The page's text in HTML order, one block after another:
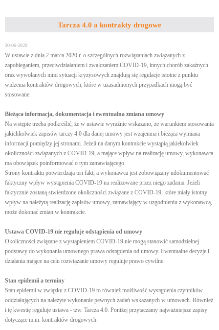
Tarcza 4.0 a kontrakty drogowe
30-06-2020
W ustawie z dnia 2 marca 2020 r. o szczególnych rozwiązaniach związanych z
zapobieganiem, przeciwdziałaniem i zwalczaniem COVID-19, innych chorób zakaźnych
oraz wywołanych nimi sytuacji kryzysowych znajdują się regulacje istotne z punktu
widzenia kontraktów drogowych, które w uzasadnionych przypadkach mogą być
stosowane.
Bieżąca informacja, dokumentacja i ewentualna zmiana umowy
Na wstępie trzeba podkreślić, że w ustawie wyraźnie wskazano, że warunkiem stosowania
jakichkolwiek zapisów tarczy 4.0 dla danej umowy jest wzajemna i bieżąca wymiana
informacji pomiędzy jej stronami. Jeżeli na danym kontrakcie wystąpią jakiekolwiek
okoliczności związanych z COVID-19, a mające wpływ na realizację umowy, wykonawca
ma obowiązek poinformować o tym zamawiającego.
Strony kontraktu potwierdzają ten fakt, a wykonawca jest zobowiązany udokumentować
faktyczny wpływ wystąpienia COVID-19 na realizowane przez niego zadania. Jeżeli
faktycznie zostaną stwierdzone okoliczności związane z COVID-19, które miały istotny
wpływ na należytą realizację zapisów umowy, zamawiający w uzgodnieniu z wykonawcą,
może dokonać zmian w kontrakcie.
Ustawa COVID-19 nie reguluje odstąpienia od umowy
Okoliczności związane z wystąpieniem COVID-19 nie mogą stanowić samodzielnej
podstawy do wykonania umownego prawa odstąpienia od umowy. Ewentualne decyzje i
działania mające na celu rozwiązanie umowy reguluje prawo cywilne.
Stan epidemii a terminy
Stan epidemii w związku z COVID-19 to również możliwość wystąpienia czynników
oddziałujących na należyte wykonanie pewnych zadań wskazanych w umowach. Również
i tę kwestię reguluje ustawa - tzw. Tarcza 4.0. Poniżej przytaczamy najważniejsze zapisy
dotyczące m.in. kontraktów drogowych.